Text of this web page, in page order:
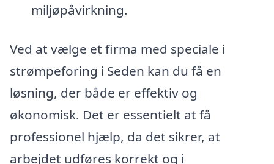
miljøpåvirkning.
Ved at vælge et firma med speciale i
strømpeforing i Seden kan du få en
løsning, der både er effektiv og
økonomisk. Det er essentielt at få
professionel hjælp, da det sikrer, at
arbejdet udføres korrekt og i